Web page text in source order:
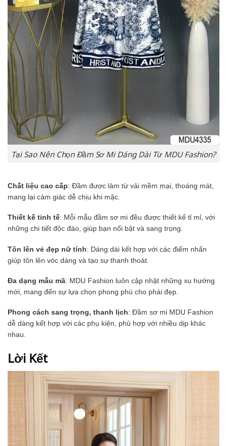
Tại Sao Nên Chọn Đầm Sơ Mi Dáng Dài Từ MDU Fashion?
Chất liệu cao cấp: Đầm được làm từ vải mềm mại, thoáng mát,
mang lại cảm giác dễ chịu khi mặc.
Thiết kế tinh tế: Mỗi mẫu đầm sơ mi đều được thiết kế tỉ mỉ, với
những chi tiết độc đáo, giúp bạn nổi bật và sang trọng.
Tôn lên vẻ đẹp nữ tính: Dáng dài kết hợp với các điểm nhấn
giúp tôn lên vóc dáng và tạo sự thanh thoát.
Đa dạng mẫu mã: MDU Fashion luôn cập nhật những xu hướng
mới, mang đến sự lựa chọn phong phú cho phái đẹp.
Phong cách sang trọng, thanh lịch: Đầm sơ mi MDU Fashion
dễ dàng kết hợp với các phụ kiện, phù hợp với nhiều dịp khác
nhau.
Lời Kết